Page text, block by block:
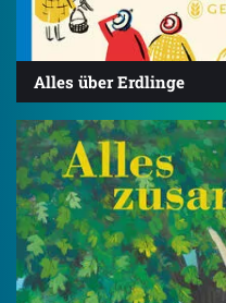
Alles über Erdlinge